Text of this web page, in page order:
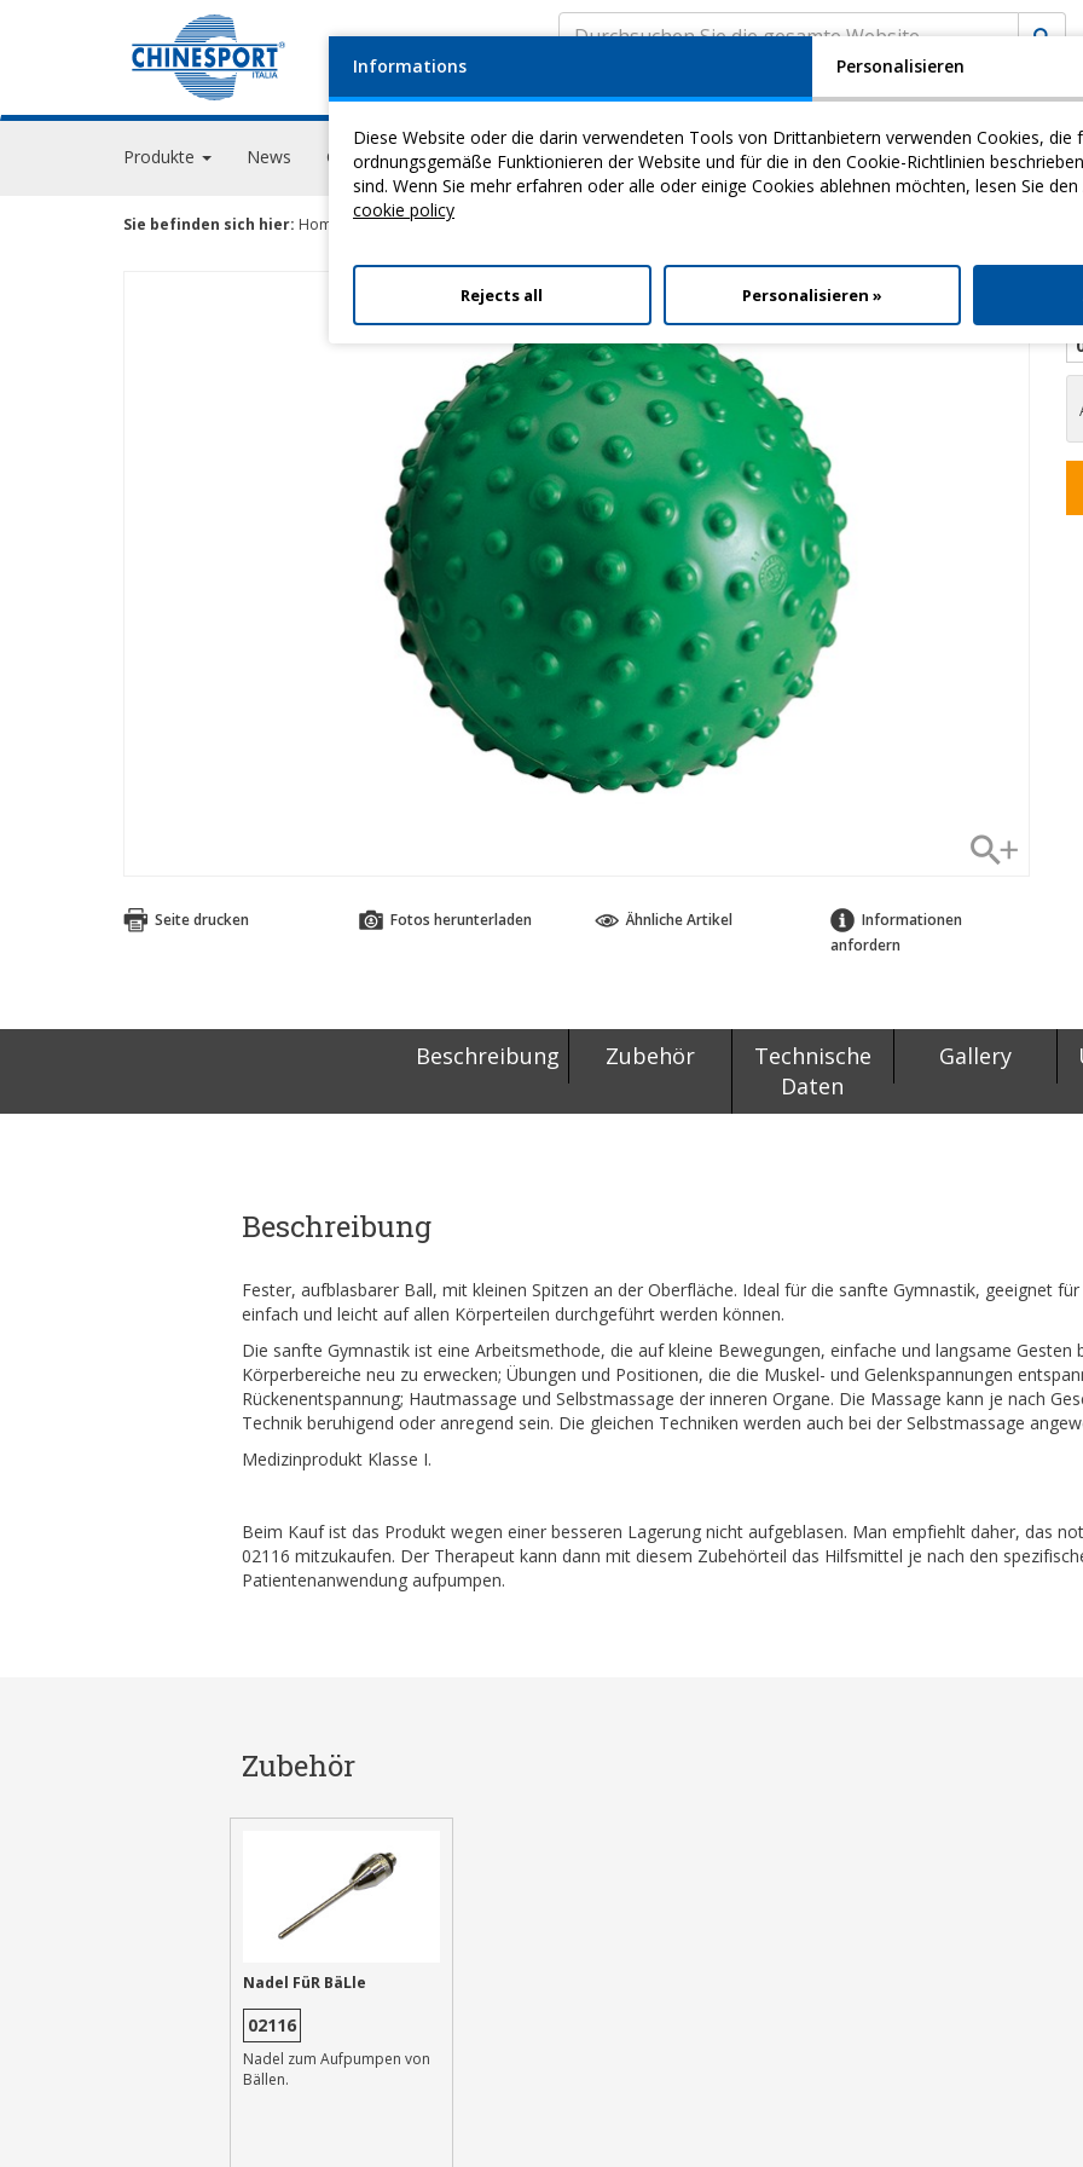
Produkte News Geschehen GPS Academy Video Download
Sie befinden sich hier: Home >Heilgymnastik>
Seite drucken Fotos herunterladen Ähnliche Artikel
Informationen
anfordern
Beschreibung Zubehör
Technische
Daten
Gallery
Beschreibung
Fester, aufblasbarer Ball, mit kleinen Spitzen an der Oberfläche. Ideal für die sanfte Gymnastik, geeignet
einfach und leicht auf allen Körperteilen durchgeführt werden können.
Die sanfte Gymnastik ist eine Arbeitsmethode, die auf kleine Bewegungen, einfache und langsame Gesten
Körperbereiche neu zu erwecken; Übungen und Positionen, die die Muskel- und Gelenkspannungen
Rückenentspannung; Hautmassage und Selbstmassage der inneren Organe. Die Massage kann je nach
Technik beruhigend oder anregend sein. Die gleichen Techniken werden auch bei der Selbstmassage
Medizinprodukt Klasse I.
Beim Kauf ist das Produkt wegen einer besseren Lagerung nicht aufgeblasen. Man empfiehlt daher, das
02116 mitzukaufen. Der Therapeut kann dann mit diesem Zubehörteil das Hilfsmittel je nach den
Patientenanwendung aufpumpen.
Zubehör
Nadel FüR BäLle
02116
Nadel zum Aufpumpen von
Bällen.
Informations Personalisieren
Diese Website oder die darin verwendeten Tools von Drittanbietern verwenden Cookies, die
ordnungsgemäße Funktionieren der Website und für die in den Cookie-Richtlinien
sind. Wenn Sie mehr erfahren oder alle oder einige Cookies ablehnen möchten, lesen Sie
cookie policy
Rejects all Personalisieren »